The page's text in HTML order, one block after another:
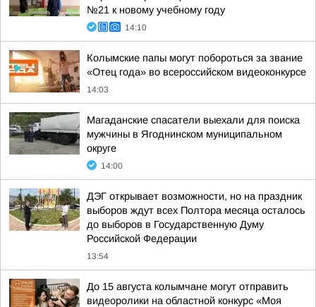
№21 к новому учебному году
14:10
Колымские папы могут побороться за звание
«Отец года» во всероссийском видеоконкурсе
14:03
Магаданские спасатели выехали для поиска
мужчины в Ягоднинском муниципальном
округе
14:00
ДЭГ открывает возможности, но на праздник
выборов ждут всех Полтора месяца осталось
до выборов в Государственную Думу
Российской Федерации
13:54
До 15 августа колымчане могут отправить
видеоролики на областной конкурс «Моя